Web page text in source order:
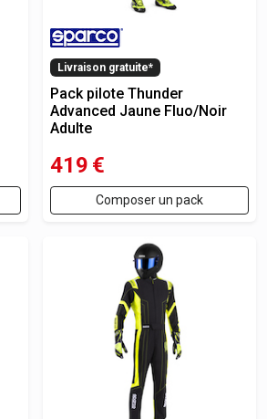
Livraison gratuite*
Pack pilote Thunder
Advanced Jaune Fluo/Noir
Adulte
419 €
Composer un pack